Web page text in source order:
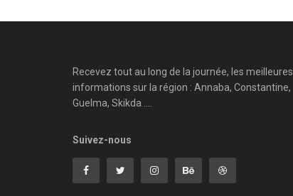
Recevez tout au long de la journée, les meilleures
informations sur la région : Annaba, Constantine,
Guelma, Skikda ....
Suivez-nous